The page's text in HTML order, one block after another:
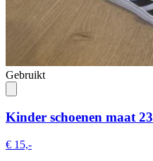
Gebruikt
Kinder schoenen maat 23
€ 15,-